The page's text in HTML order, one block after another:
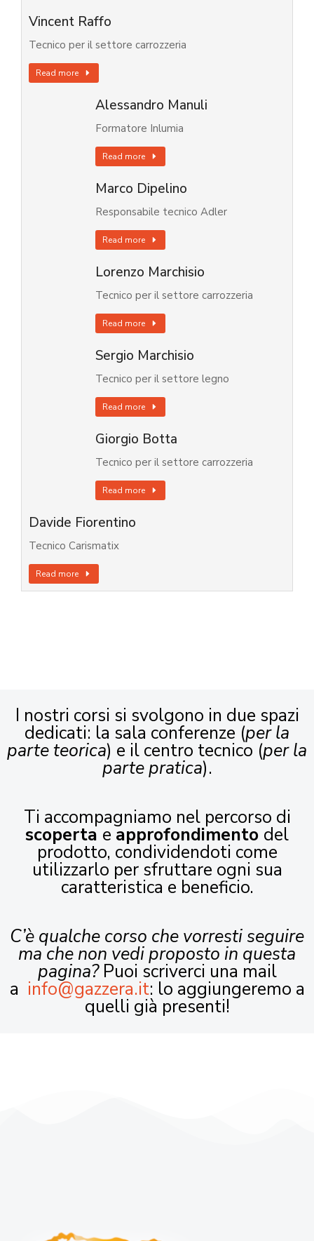
Vincent Raffo
Tecnico per il settore carrozzeria
Read more
Alessandro Manuli
Formatore Inlumia
Read more
Marco Dipelino
Responsabile tecnico Adler
Read more
Lorenzo Marchisio
Tecnico per il settore carrozzeria
Read more
Sergio Marchisio
Tecnico per il settore legno
Read more
Giorgio Botta
Tecnico per il settore carrozzeria
Read more
Davide Fiorentino
Tecnico Carismatix
Read more
I nostri corsi si svolgono in due spazi
dedicati: la sala conferenze (per la
parte teorica) e il centro tecnico (per la
parte pratica).
Ti accompagniamo nel percorso di
scoperta e approfondimento del
prodotto, condividendoti come
utilizzarlo per sfruttare ogni sua
caratteristica e beneficio.
C’è qualche corso che vorresti seguire
ma che non vedi proposto in questa
pagina?Puoi scriverci una mail
a info@gazzera.it: lo aggiungeremo a
quelli già presenti!